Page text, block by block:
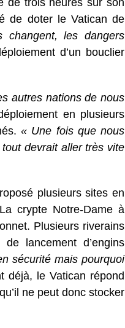
de trois heures sur son
de doter le Vatican de
changent, les dangers
d’un bouclier
autres nations de nous
en plusieurs
« Une fois que nous
devrait aller très vite
plusieurs sites en
crypte Notre-Dame à
Plusieurs riverains
lancement d’engins
sécurité mais pourquoi
déjà, le Vatican répond
ne peut donc stocker